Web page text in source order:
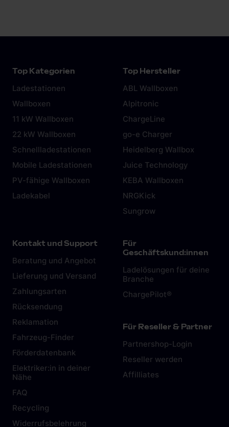
Top Kategorien
Ladestationen
Wallboxen
11 kW Wallboxen
22 kW Wallboxen
Schnellladestationen
Mobile Ladestationen
PV-fähige Wallboxen
Ladekabel
Top Hersteller
ABL Wallboxen
Alpitronic
ChargeLine
go-e Charger
Heidelberg Wallbox
Juice Technology
KEBA Wallboxen
NRGKick
Sungrow
Kontakt und Support
Beratung und Angebot
Lieferung und Versand
Zahlungsarten
Rücksendung
Reklamation
Fahrzeug-Finder
Förderdatenbank
Elektriker:in in deiner
Nähe
FAQ
Recycling
Widerrufsbelehrung
Für
Geschäftskund:innen
Ladelösungen für deine
Branche
ChargePilot®
Für Reseller & Partner
Partnershop-Login
Reseller werden
Affilliates